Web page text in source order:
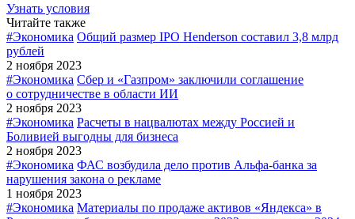
Узнать условия
Читайте также
#Экономика Общий размер IPO Henderson составил 3,8 млрд
рублей
2 ноября 2023
#Экономика Сбер и «Газпром» заключили соглашение
о сотрудничестве в области ИИ
2 ноября 2023
#Экономика Расчеты в нацвалютах между Россией и
Боливией выгодны для бизнеса
2 ноября 2023
#Экономика ФАС возбудила дело против Альфа-банка за
нарушения закона о рекламе
1 ноября 2023
#Экономика Материалы по продаже активов «Яндекса» в